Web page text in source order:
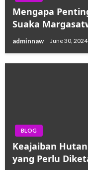
Mengapa
Suaka
adminnaw June 30, 2024
BLOG
Keajaiban
yang Perlu